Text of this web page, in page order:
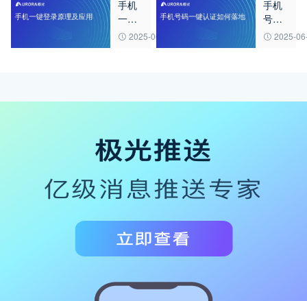
技术
栈
手机
一键
登录2025-06-27
手机
号码
一键2025-